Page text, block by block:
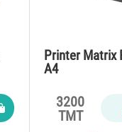
Printer Matrix
A4
3200
TMT